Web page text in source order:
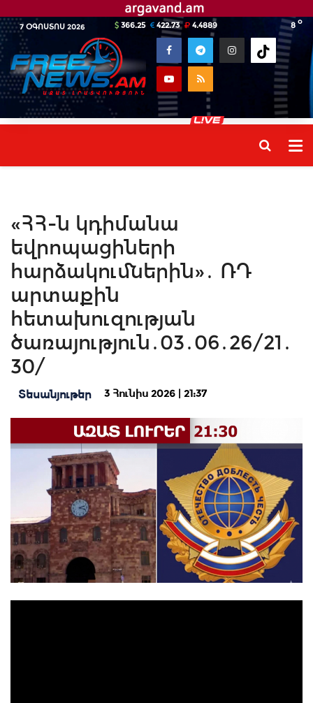
7 ՕԳՈՍՏՈՍ 2026 8 o
366.25 422.73 4.4889
«ՀՀ-ն կդիմանա
եվրոպացիների
հարձակումներին»․ ՌԴ
արտաքին
հետախուզության
ծառայություն․03․06․26/21․
30/
Տեսանյութեր 3 Հունիս 2026 | 21:37